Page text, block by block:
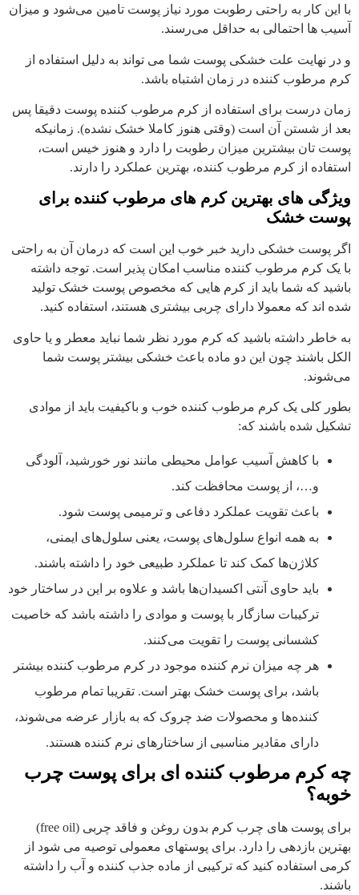
با این کار به راحتی رطوبت مورد نیاز پوست تامین می‌شود و میزان
آسیب‌ ها احتمالی به حداقل می‌رسند.
و در نهایت علت خشکی پوست شما می تواند به دلیل استفاده از
کرم مرطوب کننده در زمان اشتباه باشد.
زمان درست برای استفاده از کرم مرطوب کننده پوست دقیقا پس
بعد از شستن آن است (وقتی هنوز کاملا خشک نشده). زمانیکه
پوست تان بیشترین میزان رطوبت را دارد و هنوز خیس است،
استفاده از کرم مرطوب کننده، بهترین عملکرد را دارند.
ویژگی های بهترین کرم های مرطوب کننده برای
پوست خشک
اگر پوست خشکی دارید خبر خوب این است که درمان آن به راحتی
با یک کرم مرطوب‌ کننده‌ مناسب امکان پذیر است. توجه داشته
باشید که شما باید از کرم هایی که مخصوص پوست خشک تولید
شده اند که معمولا دارای چربی بیشتری هستند، استفاده کنید.
به خاطر داشته باشید که کرم‌ مورد نظر شما نباید معطر و یا حاوی
الکل باشند چون این دو ماده باعث خشکی بیشتر پوست شما
می‌شوند.
بطور کلی یک کرم مرطوب کننده‌ خوب و باکیفیت باید از موادی
تشکیل شده باشند که:
با کاهش آسیب عوامل محیطی مانند نور خورشید، آلودگی
و…، از پوست محافظت کند.
باعث تقویت عملکرد دفاعی و ترمیمی پوست شود.
به همه انواع سلول‌های پوست، یعنی سلول‌های ایمنی،
کلاژن‌ها کمک کند تا عملکرد طبیعی خود را داشته باشند.
باید حاوی آنتی اکسیدان‌ها باشد و علاوه بر این در ساختار خود
ترکیبات سازگار با پوست و موادی را داشته باشد که خاصیت
کشسانی پوست را تقویت می‌کنند.
هر چه میزان نرم کننده‌ موجود در کرم مرطوب کننده بیشتر
باشد، برای پوست خشک بهتر است. تقریبا تمام مرطوب
کننده‌ها و محصولات ضد ‌چروک که به بازار عرضه می‌شوند،
دارای مقادیر مناسبی از ساختارهای نرم کننده هستند.
چه کرم مرطوب کننده ای برای پوست چرب
خوبه؟
برای پوست های چرب کرم بدون روغن و فاقد چربی (free oil)
بهترین بازدهی را دارد. برای پوستهای معمولی توصیه می شود از
کرمی استفاده کنید که ترکیبی از ماده جذب کننده و آب را داشته
باشند.